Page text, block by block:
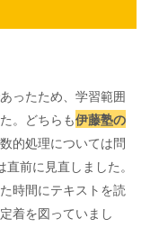
ったため、学習範囲
。どちらも伊藤塾の
的処理については問
前に見直しました。
時間にテキストを読
着を図っていまし